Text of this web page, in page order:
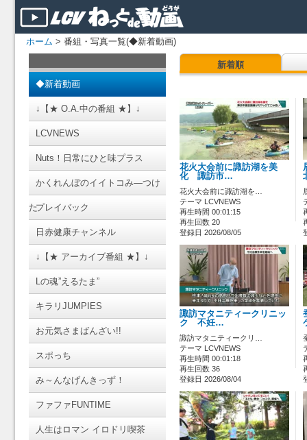
ホーム > 番組・写真一覧(◆新着動画)
◆新着動画
↓【★ O.A.中の番組 ★】↓
LCVNEWS
Nuts！日常にひと味プラス
かくれんぼのイイトコみ―つけ
たプレイバック
日赤健康チャンネル
↓【★ アーカイブ番組 ★】↓
Lの魂”えるたま”
キラリJUMPIES
お元気さまばんざい!!
スポっち
み～んなげんきっず！
ファファFUNTIME
人生はロマン イロドリ喫茶
新着順
花火大会前に諏訪湖を美
化 諏訪市…
花火大会前に諏訪湖を…
テーマ LCVNEWS
再生時間 00:01:15
再生回数 20
登録日 2026/08/05
諏訪マタニティークリニッ
ク 不妊…
諏訪マタニティークリ…
テーマ LCVNEWS
再生時間 00:01:18
再生回数 36
登録日 2026/08/04